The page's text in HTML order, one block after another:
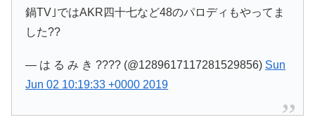
鍋TV｣ではAKR四十七など48のパロディもやってま
した??
— は る み き ???? (@1289617117281529856) Sun
Jun 02 10:19:33 +0000 2019